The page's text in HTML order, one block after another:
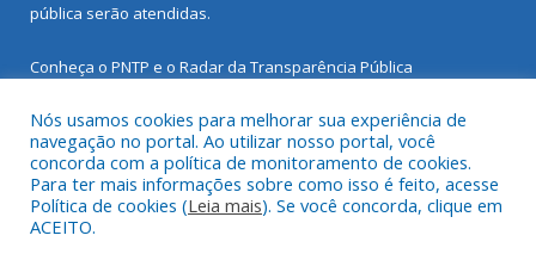
pública serão atendidas.
Conheça o PNTP e o Radar da Transparência Pública
Todos os direitos reservados a Prefeitura Municipal de Santarém
Novo.
Nós usamos cookies para melhorar sua experiência de
navegação no portal. Ao utilizar nosso portal, você
concorda com a política de monitoramento de cookies.
Para ter mais informações sobre como isso é feito, acesse
Política de cookies (Leia mais). Se você concorda, clique em
ACEITO.